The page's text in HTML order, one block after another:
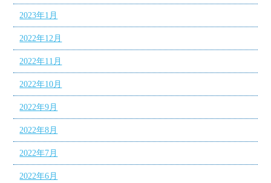
2023年1月
2022年12月
2022年11月
2022年10月
2022年9月
2022年8月
2022年7月
2022年6月